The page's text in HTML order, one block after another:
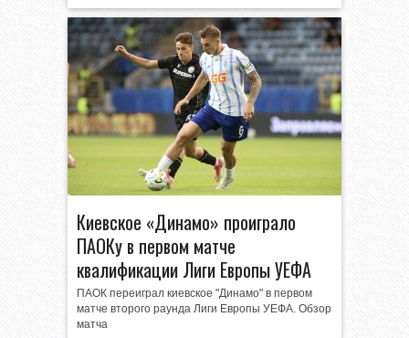
Киевское «Динамо» проиграло
ПАОКу в первом матче
квалификации Лиги Европы УЕФА
ПАОК переиграл киевское "Динамо" в первом
матче второго раунда Лиги Европы УЕФА. Обзор
матча